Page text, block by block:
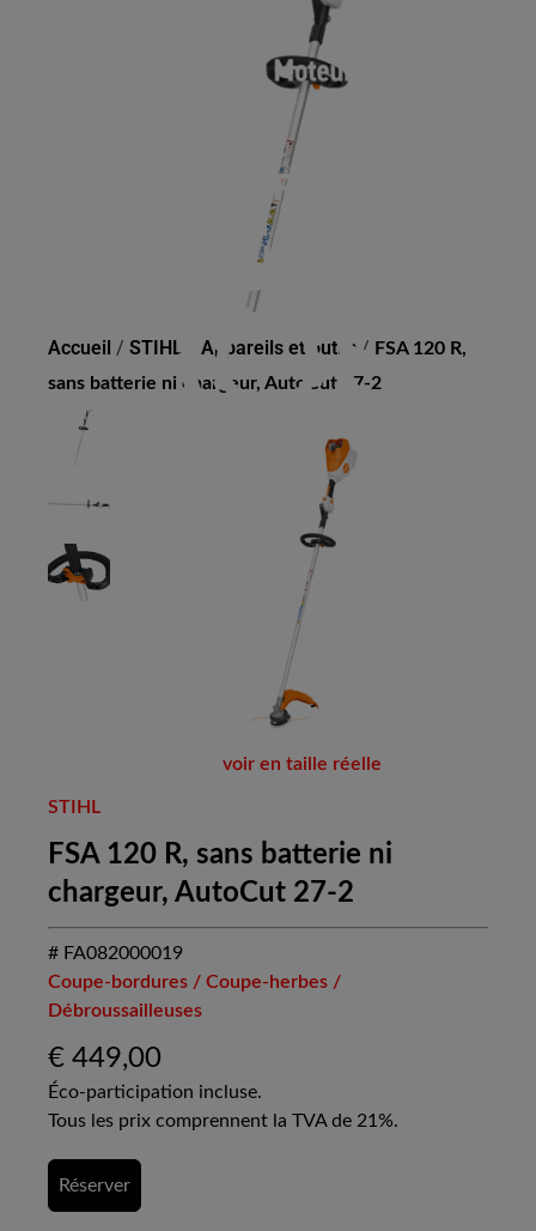
FSA 120 R, SANS
BATTERIE NI CHARGEUR,
AUTOCUT 27-2
Accueil / STIHL Appareils et outils / FSA 120 R,
sans batterie ni chargeur, AutoCut 27-2
voir en taille réelle
STIHL
FSA 120 R, sans batterie ni
chargeur, AutoCut 27-2
# FA082000019
Coupe-bordures / Coupe-herbes /
Débroussailleuses
€ 449,00
Éco-participation incluse.
Tous les prix comprennent la TVA de 21%.
Réserver